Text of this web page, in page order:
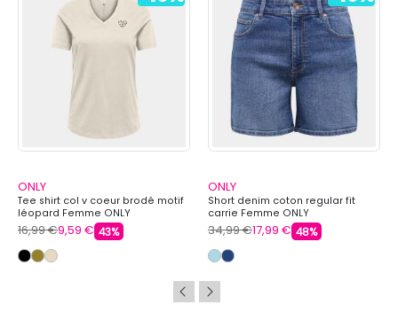
ONLY
Tee shirt col v coeur brodé motif
léopard Femme ONLY
16,99 €9,59 € 43%
ONLY
Short denim coton regular fit
carrie Femme ONLY
34,99 €17,99 € 48%